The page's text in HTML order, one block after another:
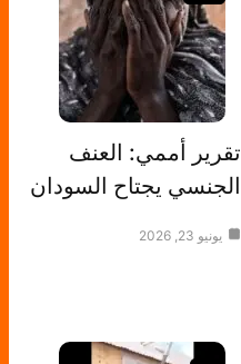
تقرير أممي: العنف
الجنسي يجتاح السودان
يونيو 23, 2026